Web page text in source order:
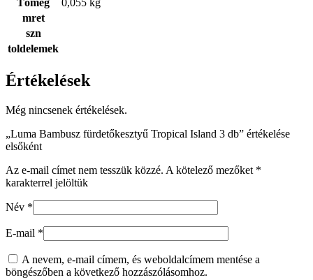
Tömeg
0,055 kg
mret
szn
toldelemek
Értékelések
Még nincsenek értékelések.
„Luma Bambusz fürdetőkesztyű Tropical Island 3 db” értékelése
elsőként
Az e-mail címet nem tesszük közzé. A kötelező mezőket *
karakterrel jelöltük
Név *
E-mail *
A nevem, e-mail címem, és weboldalcímem mentése a
böngészőben a következő hozzászólásomhoz.